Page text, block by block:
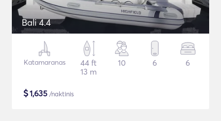
Bali 4.4
Katamaranas
44 ft
13 m
10 6 6
$1,635 /naktinis